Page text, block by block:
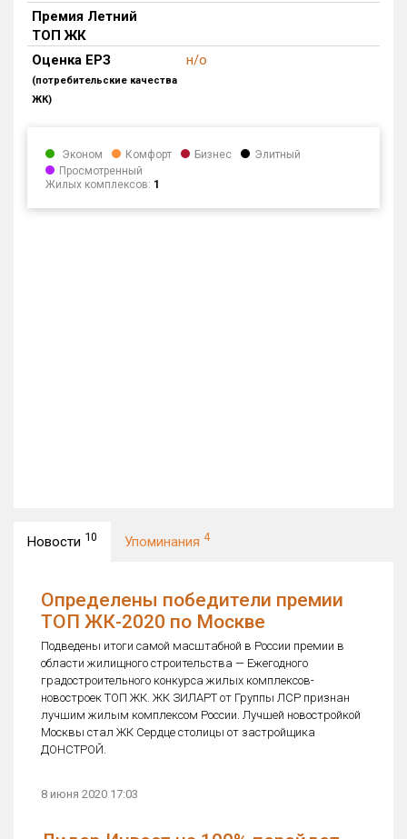
Многоквартирных домов
Блокированных домов
0 из 175
Квартир, апартаментов,
блоков в БД
Премия Летний
ТОП ЖК
Оценка ЕРЗ
(потребительские качества
ЖК)
н/о
Эконом Комфорт Бизнес
Элитный
Просмотренный
Жилых комплексов: 1
Новости 10 Упоминания 4
Определены победители премии
ТОП ЖК-2020 по Москве
Подведены итоги самой масштабной в России премии в
области жилищного строительства — Ежегодного
градостроительного конкурса жилых комплексов-
новостроек ТОП ЖК. ЖК ЗИЛАРТ от Группы ЛСР признан
лучшим жилым комплексом России. Лучшей новостройкой
Москвы стал ЖК Сердце столицы от застройщика
ДОНСТРОЙ.
8 июня 2020 17:03